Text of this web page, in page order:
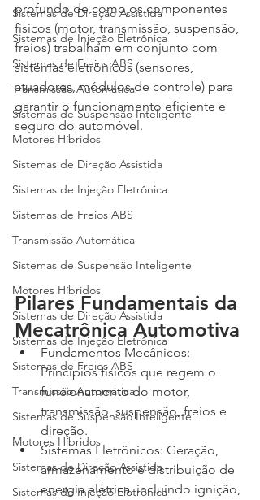
Sistemas de Direção Assistida
Sistemas de Injeção Eletrônica
Sistemas de Freios ABS
Transmissão Automática
Sistemas de Suspensão Inteligente
Motores Híbridos
Sistemas de Direção Assistida
Sistemas de Injeção Eletrônica
Sistemas de Freios ABS
Transmissão Automática
Sistemas de Suspensão Inteligente
Motores Híbridos
Sistemas de Direção Assistida
Sistemas de Injeção Eletrônica
Sistemas de Freios ABS
Transmissão Automática
Sistemas de Suspensão Inteligente
Motores Híbridos
Sistemas de Direção Assistida
Sistemas de Injeção Eletrônica
profundo de como os componentes
físicos (motor, transmissão, suspensão,
freios) trabalham em conjunto com
sistemas eletrônicos (sensores,
atuadores, módulos de controle) para
garantir o funcionamento eficiente e
seguro do automóvel.
Pilares Fundamentais da
Mecatrônica Automotiva
Fundamentos Mecânicos:
Princípios físicos que regem o
funcionamento do motor,
transmissão, suspensão, freios e
direção.
Sistemas Eletrônicos: Geração,
armazenamento e distribuição de
energia elétrica, incluindo ignição,